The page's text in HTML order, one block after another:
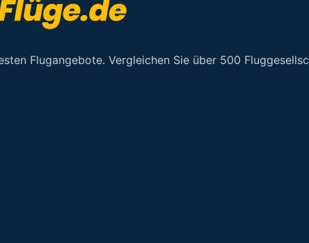
Flugangebote. Vergleichen Sie über 500